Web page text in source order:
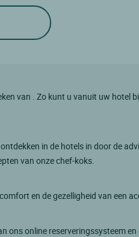
van . Zo kunt u vanuit uw hotel
in de hotels in door de
van onze chef-koks.
en de gezelligheid van een
ons online reserveringssysteem